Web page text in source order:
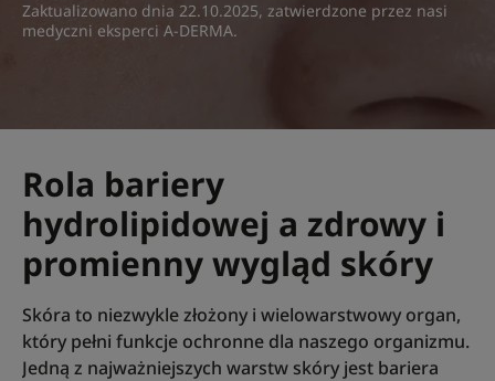
Zaktualizowano dnia 22.10.2025, zatwierdzone przez nasi
medyczni eksperci A-DERMA.
Rola bariery
hydrolipidowej a zdrowy i
promienny wygląd skóry
Skóra to niezwykle złożony i wielowarstwowy organ,
który pełni funkcje ochronne dla naszego organizmu.
Jedną z najważniejszych warstw skóry jest bariera